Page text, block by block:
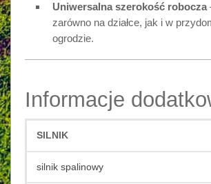
Uniwersalna szerokość robocza
zarówno na działce, jak i w
ogrodzie.
Informacje
SILNIK
silnik spalinowy